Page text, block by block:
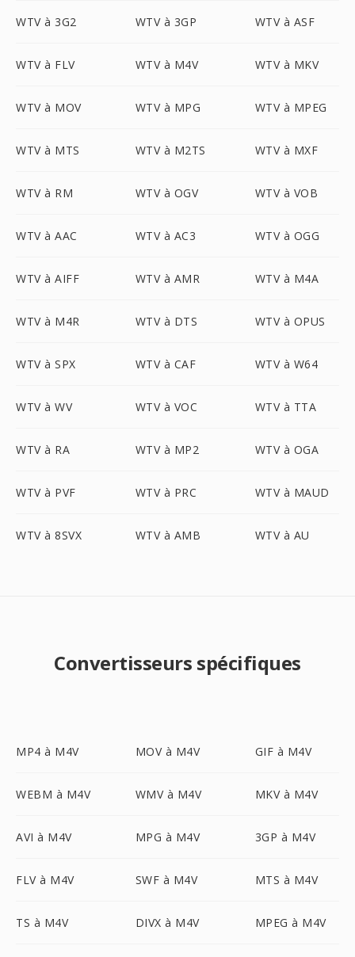
WTV à 3G2 WTV à 3GP WTV à ASF
WTV à FLV WTV à M4V WTV à MKV
WTV à MOV WTV à MPG WTV à MPEG
WTV à MTS WTV à M2TS WTV à MXF
WTV à RM WTV à OGV WTV à VOB
WTV à AAC WTV à AC3 WTV à OGG
WTV à AIFF WTV à AMR WTV à M4A
WTV à M4R WTV à DTS WTV à OPUS
WTV à SPX WTV à CAF WTV à W64
WTV à WV WTV à VOC WTV à TTA
WTV à RA WTV à MP2 WTV à OGA
WTV à PVF WTV à PRC WTV à MAUD
WTV à 8SVX WTV à AMB WTV à AU
Convertisseurs spécifiques
MP4 à M4V MOV à M4V GIF à M4V
WEBM à M4V WMV à M4V MKV à M4V
AVI à M4V MPG à M4V 3GP à M4V
FLV à M4V SWF à M4V MTS à M4V
TS à M4V DIVX à M4V MPEG à M4V